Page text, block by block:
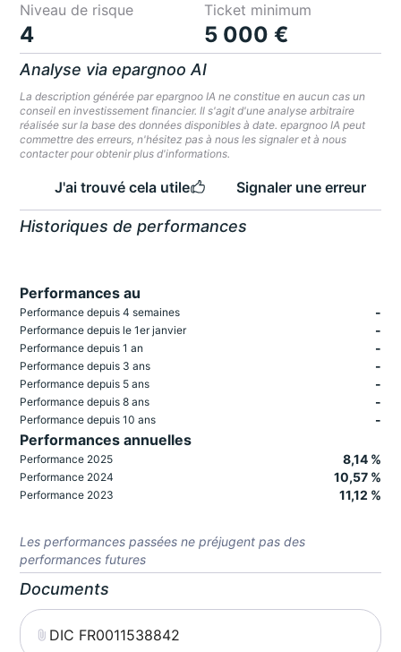
Niveau de risque
4
Ticket minimum
5 000 €
Analyse via epargnoo AI
La description générée par epargnoo IA ne constitue en aucun cas un
conseil en investissement financier. Il s'agit d'une analyse arbitraire
réalisée sur la base des données disponibles à date. epargnoo IA peut
commettre des erreurs, n'hésitez pas à nous les signaler et à nous
contacter pour obtenir plus d'informations.
J'ai trouvé cela utile Signaler une erreur
Historiques de performances
Performances au
Performance depuis 4 semaines -
Performance depuis le 1er janvier -
Performance depuis 1 an -
Performance depuis 3 ans -
Performance depuis 5 ans -
Performance depuis 8 ans -
Performance depuis 10 ans -
Performances annuelles
Performance 2025 8,14 %
Performance 2024 10,57 %
Performance 2023 11,12 %
Les performances passées ne préjugent pas des
performances futures
Documents
DIC FR0011538842